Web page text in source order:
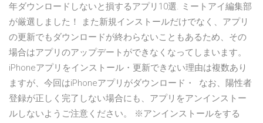
年ダウンロードしないと損するアプリ10選. ミートアイ編集部
が厳選しました！ また新規インストールだけでなく、アプリ
の更新でもダウンロードが終わらないこともあるため、その
場合はアプリのアップデートができなくなってしまいます。
iPhoneアプリをインストール・更新できない理由は複数あり
ますが、今回はiPhoneアプリがダウンロード・ なお、陽性者
登録が正しく完了しない場合にも、アプリをアンインストー
ルしないようご注意ください。 ※アンインストールをする